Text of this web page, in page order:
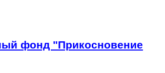
фонд "Прикосновение